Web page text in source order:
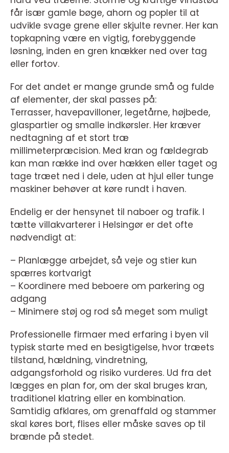
får især gamle bøge, ahorn og popler til at
udvikle svage grene eller skjulte revner. Her kan
topkapning være en vigtig, forebyggende
løsning, inden en gren knækker ned over tag
eller fortov.
For det andet er mange grunde små og fulde
af elementer, der skal passes på:
Terrasser, havepavilloner, legetårne, højbede,
glaspartier og smalle indkørsler. Her kræver
nedtagning af et stort træ
millimeterpræcision. Med kran og fældegrab
kan man række ind over hækken eller taget og
tage træet ned i dele, uden at hjul eller tunge
maskiner behøver at køre rundt i haven.
Endelig er der hensynet til naboer og trafik. I
tætte villakvarterer i Helsingør er det ofte
nødvendigt at:
– Planlægge arbejdet, så veje og stier kun
spærres kortvarigt
– Koordinere med beboere om parkering og
adgang
– Minimere støj og rod så meget som muligt
Professionelle firmaer med erfaring i byen vil
typisk starte med en besigtigelse, hvor træets
tilstand, hældning, vindretning,
adgangsforhold og risiko vurderes. Ud fra det
lægges en plan for, om der skal bruges kran,
traditionel klatring eller en kombination.
Samtidig afklares, om grenaffald og stammer
skal køres bort, flises eller måske saves op til
brænde på stedet.